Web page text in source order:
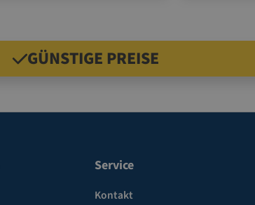
GÜNSTIGE PREISE
Service
Kontakt